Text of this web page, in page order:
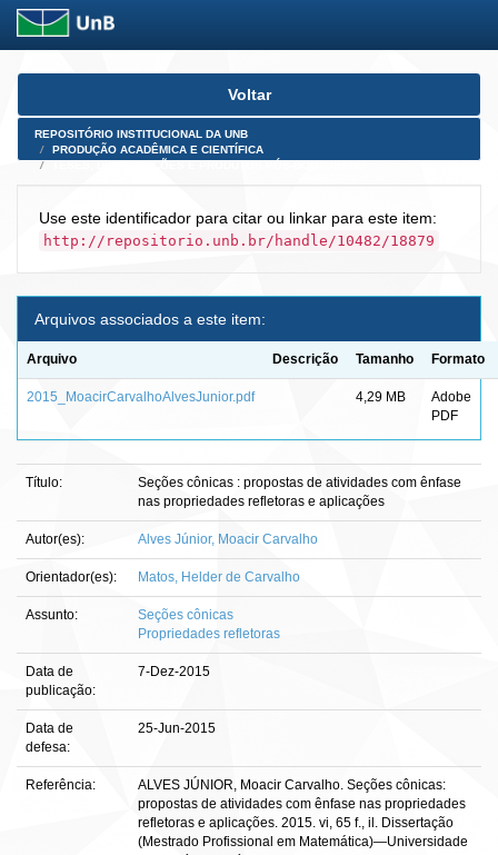
Skip
Voltar
REPOSITÓRIO INSTITUCIONAL DA UNB
PRODUÇÃO ACADÊMICA E CIENTÍFICA
Use este identificador para citar ou linkar para este item:
http://repositorio.unb.br/handle/10482/18879
Arquivos associados a este item:
Arquivo Descrição Tamanho Formato
2015_MoacirCarvalhoAlvesJunior.pdf 4,29 MB
Adobe
PDF
Título:
Seções cônicas : propostas de atividades com ênfase
nas propriedades refletoras e aplicações
Autor(es): Alves Júnior, Moacir Carvalho
Orientador(es): Matos, Helder de Carvalho
Assunto:
Seções cônicas
Propriedades refletoras
Data de
publicação:
7-Dez-2015
Data de
defesa:
25-Jun-2015
Referência:
ALVES JÚNIOR, Moacir Carvalho. Seções cônicas:
propostas de atividades com ênfase nas propriedades
refletoras e aplicações. 2015. vi, 65 f., il. Dissertação
(Mestrado Profissional em Matemática)—Universidade